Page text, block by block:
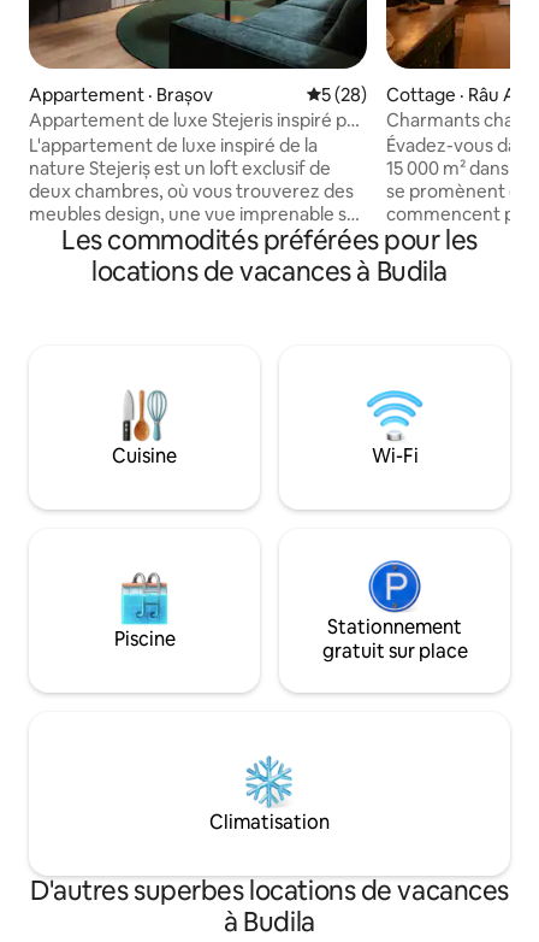
Appartement · Brașov Note moyenne de 5 sur 5,
5 (28)
Appartement de luxe Stejeris inspiré par
la nature
L'appartement de luxe inspiré de la
nature Stejeriș est un loft exclusif de
deux chambres, où vous trouverez des
meubles design, une vue imprenable sur
les montagnes et des installations haut
de gamme. Situé dans un quartier
résidentiel exclusif entre le centre-ville
climatisation et le chauffage centralisés,
une cuisine entièrement équipée et des
équipements de couchage de luxe.
C'est le choix idéal pour votre prochaine
Cottage · Râu Alb
Charmants
Évadez-vous
15 000 m² dans
se promènent en
commencent par
maison. Trois
conservées avec
roumain
en plein air grâce
barbecue et à
Niché entre la
Munténie, à
de Bran.
Les commodités préférées pour les
locations de vacances à Budila
Cuisine Wi-Fi
Piscine
Stationnement
gratuit sur place
Climatisation
D'autres superbes locations de vacances
à Budila